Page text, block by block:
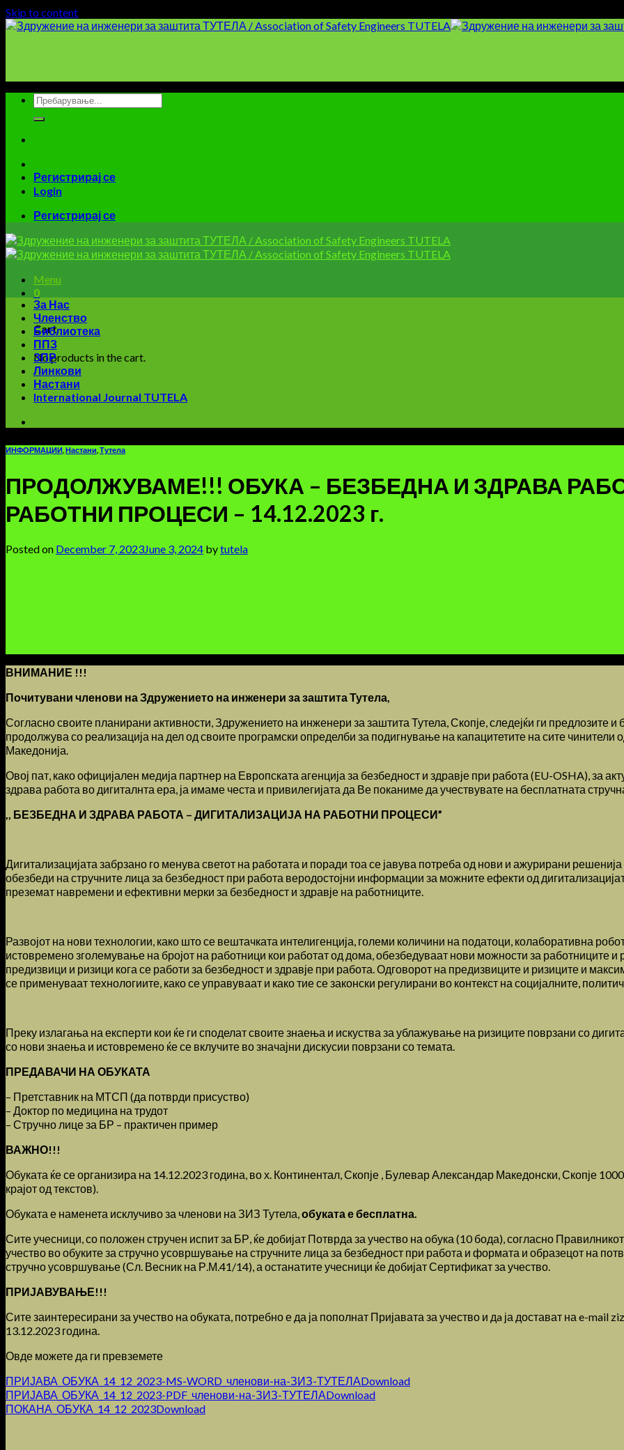
Skip to content
Регистрирај се
Login
Регистрирај се
Menu
0
Cart
No products in the cart.
За Нас
Членство
Библиотека
ППЗ
ЗПР
Линкови
Настани
International Journal TUTELA
ИНФОРМАЦИИ Настани Тутела
ПРОДОЛЖУВАМЕ!!! ОБУКА – БЕЗБЕДНА И ЗДРАВА
РАБОТНИ ПРОЦЕСИ – 14.12.2023 г.
Posted on December 7, 2023June 3, 2024 bytutela
ВНИМАНИЕ !!!
Почитувани членови на Здружението на инженери за заштита Тутела,
Согласно своите планирани активности, Здружението на инженери за заштита Тутела, Скопје, следејќи ги предлозите
продолжува со реализација на дел од своите програмски определби за подигнување на капацитетите на сите
Македонија.
Овој пат, како официјален медија партнер на Европската агенција за безбедност и здравје при работа (EU-OSHA), за
здрава работа во дигиталнта ера, ја имаме честа и привилегијата да Ве поканиме да учествувате на бесплатната
,, БЕЗБЕДНА И ЗДРАВА РАБОТА – ДИГИТАЛИЗАЦИЈА НА РАБОТНИ ПРОЦЕСИ”
Дигитализацијата забрзано го менува светот на работата и поради тоа се јавува потреба од нови и ажурирани
обезбеди на стручните лица за безбедност при работа веродостојни информации за можните ефекти од
преземат навремени и ефективни мерки за безбедност и здравје на работниците.
Развојот на нови технологии, како што се вештачката интелигенција, големи количини на податоци, колаборативна
истовремено зголемување на бројот на работници кои работат од дома, обезбедуваат нови можности за работниците и
предизвици и ризици кога се работи за безбедност и здравје при работа. Одговорот на предизвиците и ризиците и
се применуваат технологиите, како се управуваат и како тие се законски регулирани во контекст на социјалните,
Преку излагања на експерти кои ќе ги споделат своите знаења и искуства за ублажување на ризиците поврзани со
со нови знаења и истовремено ќе се вклучите во значајни дискусии поврзани со темата.
ПРЕДАВАЧИ НА ОБУКАТА
– Претставник на МТСП (да потврди присуство)
– Доктор по медицина на трудот
– Стручно лице за БР – практичен пример
ВАЖНО!!!
Обуката ќе се организира на 14.12.2023 година, во х. Континентал, Скопје , Булевар Александар Македонски, Скопје
крајот од текстов).
Обуката е наменета исклучиво за членови на ЗИЗ Тутела,обуката е бесплатна.
Сите учесници, со положен стручен испит за БР, ќе добијат Потврда за учество на обука (10 бода), согласно
учество во обуките за стручно усовршување на стручните лица за безбедност при работа и формата и образецот на
стручно усовршување (Сл. Весник на Р.М.41/14), а останатите учесници ќе добијат Сертификат за учество.
ПРИЈАВУВАЊЕ!!!
Сите заинтересирани за учество на обуката, потребно е да ја пополнат Пријавата за учество и дa ја достават на e-mail
13.12.2023 година.
Овде можете да ги превземете
ПРИЈАВА_ОБУКА_14_12_2023-MS-WORD_членови-на-ЗИЗ-ТУТЕЛАDownload
ПРИЈАВА_ОБУКА_14_12_2023-PDF_членови-на-ЗИЗ-ТУТЕЛАDownload
ПОКАНА_ОБУКА_14_12_2023Download